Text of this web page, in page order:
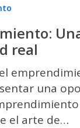
real
una
el arte de…